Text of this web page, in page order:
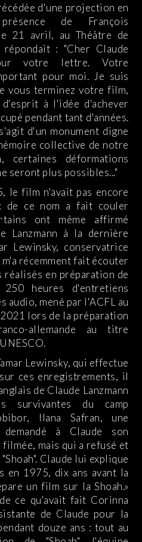
d'une projection en
de François
21 avril, au Théâtre de
: "Cher Claude
votre lettre. Votre
pour moi. Je suis
vous terminez votre film,
à l'idée d'achever
pendant tant d'années.
d'un monument digne
collective de notre
certaines déformations
seront plus possibles..."
le film n'avait pas encore
de ce nom a fait couler
ont même affirmé
Lanzmann à la dernière
Lewinsky, conservatrice
récemment fait écouter
en préparation de
heures d'entretiens
audio, mené par l'ACFL au
lors de la préparation
allemande au titre
Lewinsky, qui effectue
ces enregistrements, il
de Claude Lanzmann
survivantes du camp
Ilana Safran, une
à Claude son
mais qui a refusé et
Claude lui explique
en 1975, dix ans avant la
un film sur la Shoah.»
ce qu'avait fait Corinna
de Claude pour la
douze ans : tout au